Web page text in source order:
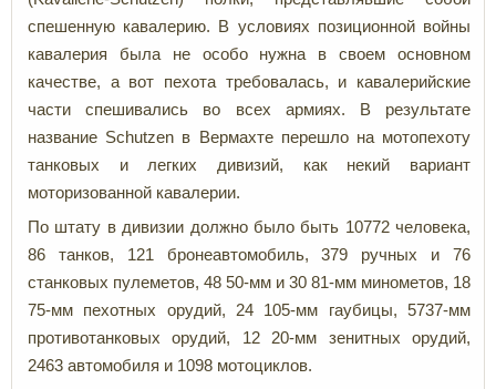
спешенную кавалерию. В условиях позиционной войны
кавалерия была не особо нужна в своем основном
качестве, а вот пехота требовалась, и кавалерийские
части спешивались во всех армиях. В результате
название Schutzen в Вермахте перешло на мотопехоту
танковых и легких дивизий, как некий вариант
моторизованной кавалерии.
По штату в дивизии должно было быть 10772 человека,
86 танков, 121 бронеавтомобиль, 379 ручных и 76
станковых пулеметов, 48 50-мм и 30 81-мм минометов, 18
75-мм пехотных орудий, 24 105-мм гаубицы, 5737-мм
противотанковых орудий, 12 20-мм зенитных орудий,
2463 автомобиля и 1098 мотоциклов.